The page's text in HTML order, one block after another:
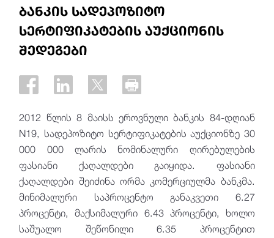
ბანკის სადეპოზიტო
სერტიფიკატების აუქციონის
შედეგები
2012 წლის 8 მაისს ეროვნული ბანკის 84-დღიან
N19, სადეპოზიტო სერტიფიკატების აუქციონზე 30
000 000 ლარის ნომინალური ღირებულების
ფასიანი ქაღალდები გაიყიდა. ფასიანი
ქაღალდები შეიძინა ორმა კომერციულმა ბანკმა.
მინიმალური საპროცენტო განაკვეთი 6.27
პროცენტი, მაქსიმალური 6.43 პროცენტი, ხოლო
საშუალო შეწონილი 6.35 პროცენტით